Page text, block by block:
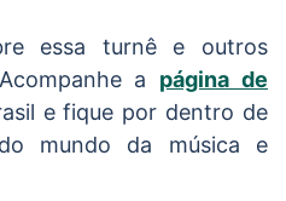
essa turnê e outros
a página de
e fique por dentro de
mundo da música e